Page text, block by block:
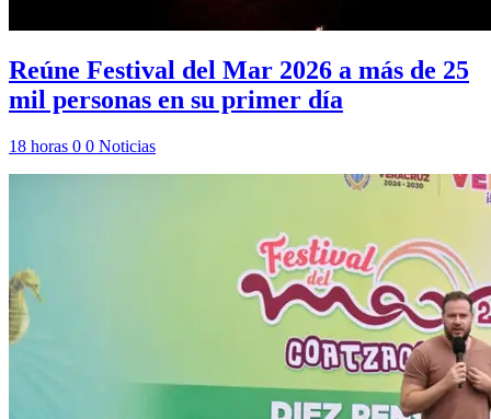
Reúne Festival del Mar 2026 a más de 25
mil personas en su primer día
18 horas 0 0 Noticias